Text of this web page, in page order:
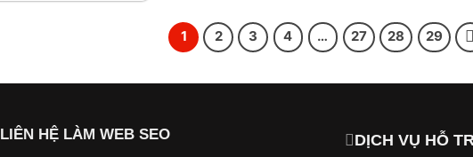
1 2 3 4 … 27 28 29
LIÊN HỆ LÀM WEB SEO DỊCH VỤ HỖ